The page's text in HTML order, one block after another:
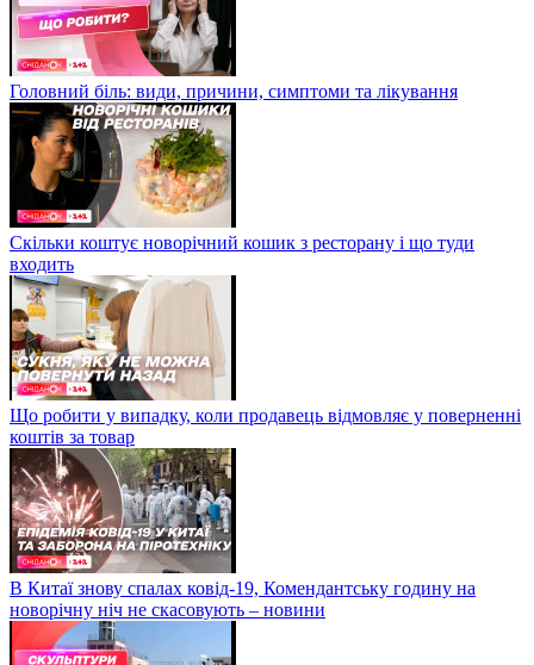
Головний біль: види, причини, симптоми та лікування
Скільки коштує новорічний кошик з ресторану і що туди
входить
Що робити у випадку, коли продавець відмовляє у поверненні
коштів за товар
В Китаї знову спалах ковід-19, Комендантську годину на
новорічну ніч не скасовують – новини